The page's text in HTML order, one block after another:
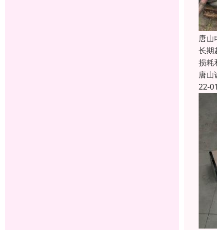
唐山
长期
损耗
唐山
22-